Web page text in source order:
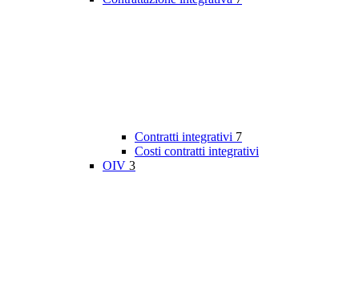
Contratti integrativi 7
Costi contratti integrativi
OIV 3